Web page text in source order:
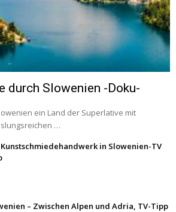
durch Slowenien -Doku-
ein Land der Superlative mit
…
Kunstschmiedehandwerk in Slowenien-TV
– Zwischen Alpen und Adria, TV-Tipp